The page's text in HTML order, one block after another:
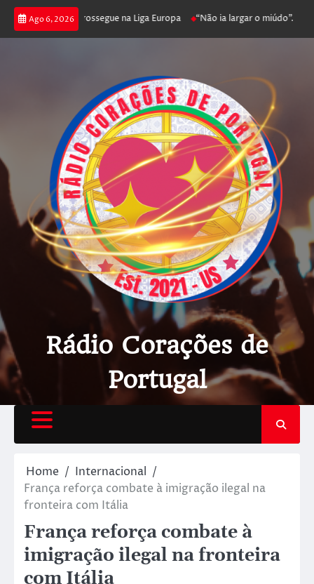
Ago 6, 2026
joga poker e prossegue na Liga Europa “Não ia largar o miúdo”.
Rádio Corações de
Portugal
Home
Internacional
França reforça combate à imigração ilegal na
fronteira com Itália
França reforça combate à
imigração ilegal na fronteira
com Itália